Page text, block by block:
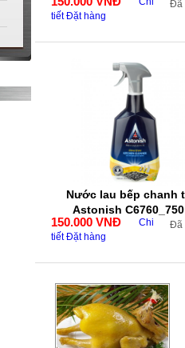
Đã
tiếtĐặt hàng
Nước lau bếp chanh
Astonish
150.000 VNĐ Đã
Chi
tiếtĐặt hàng